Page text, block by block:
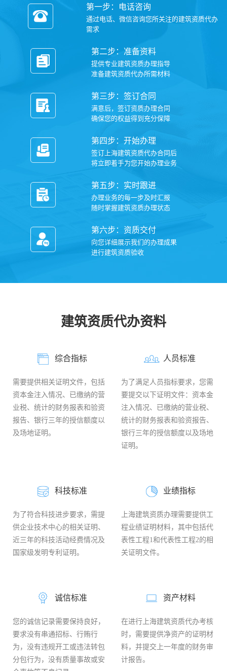
第一步：电话咨询
通过电话、微信咨询您所关注的建筑资质代办
需求
第二步：准备资料
提供专业建筑资质办理指导
准备建筑资质代办所需材料
第三步：签订合同
满意后，签订资质办理合同
确保您的权益得到充分保障
第四步：开始办理
签订上海建筑资质代办合同后
将立即着手为您开始办理业务
第五步：实时跟进
办理业务的每一步及时汇报
随时掌握建筑资质办理状态
第六步：资质交付
向您详细展示我们的办理成果
进行建筑资质验收
建筑资质代办资料
综合指标
需要提供相关证明文件，包括
资本金注入情况、已缴纳的营
业税、统计的财务报表和验资
报告、银行三年的授信额度以
及场地证明。
人员标准
为了满足人员指标要求，您需
要提交以下证明文件：资本金
注入情况、已缴纳的营业税、
统计的财务报表和验资报告、
银行三年的授信额度以及场地
证明。
科技标准
为了符合科技进步要求，需提
供企业技术中心的相关证明、
近三年的科技活动经费情况及
国家级发明专利证明。
业绩指标
上海建筑资质办理需要提供工
程业绩证明材料，其中包括代
表性工程1和代表性工程2的相
关证明文件。
诚信标准
您的诚信记录需要保持良好，
要求没有串通招标、行贿行
为，没有违规开工或违法转包
分包行为，没有质量事故或安
资产材料
在进行上海建筑资质代办考核
时，需要提供净资产的证明材
料，并提交上一年度的财务审
计报告。